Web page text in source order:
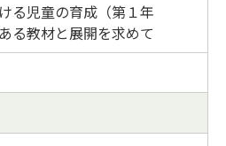
る児童の育成（第１年
教材と展開を求めて